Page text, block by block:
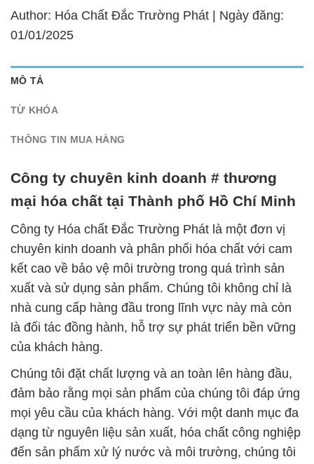
Author: Hóa Chất Đắc Trường Phát | Ngày đăng:
01/01/2025
MÔ TẢ
TỪ KHÓA
THÔNG TIN MUA HÀNG
Công ty chuyên kinh doanh # thương
mại hóa chất tại Thành phố Hồ Chí Minh
Công ty Hóa chất Đắc Trường Phát là một đơn vị
chuyên kinh doanh và phân phối hóa chất với cam
kết cao về bảo vệ môi trường trong quá trình sản
xuất và sử dụng sản phẩm. Chúng tôi không chỉ là
nhà cung cấp hàng đầu trong lĩnh vực này mà còn
là đối tác đồng hành, hỗ trợ sự phát triển bền vững
của khách hàng.
Chúng tôi đặt chất lượng và an toàn lên hàng đầu,
đảm bảo rằng mọi sản phẩm của chúng tôi đáp ứng
mọi yêu cầu của khách hàng. Với một danh mục đa
dạng từ nguyên liệu sản xuất, hóa chất công nghiệp
đến sản phẩm xử lý nước và môi trường, chúng tôi